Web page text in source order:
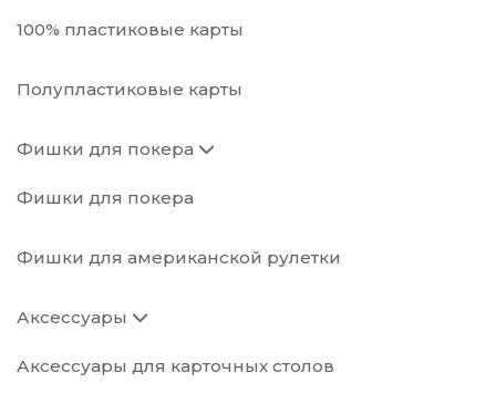
100% пластиковые карты
Полупластиковые карты
Фишки для покера
Фишки для покера
Фишки для американской рулетки
Аксессуары
Аксессуары для карточных столов